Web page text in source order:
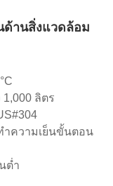
านสิ่งแวดล้อม
ลิตร
ำความเย็นขั้นตอน
ต่ำ